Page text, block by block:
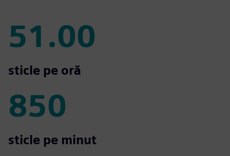
51.00
51.00
sticle pe oră
850
850
sticle pe minut